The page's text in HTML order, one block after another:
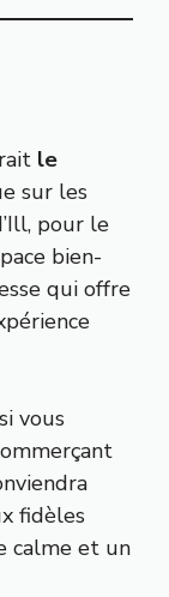
le
sur les
pour le
bien-
qui offre
vous
fidèles
calme et un